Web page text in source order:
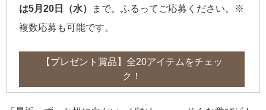
は5月20日（水）
まで。ふるってご応募ください。※
複数応募も可能です。
【プレゼント賞品】全20アイテムをチェッ
ク！